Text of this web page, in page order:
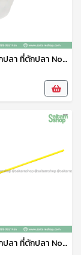
กระชอนตักลูกปลา ที่ตักปลา No.9 111
กระชอนตักลูกปลา ที่ตักปลา No.6 111